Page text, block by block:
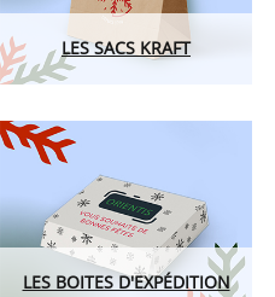
LES SACS KRAFT
LES BOITES D'EXPÉDITION